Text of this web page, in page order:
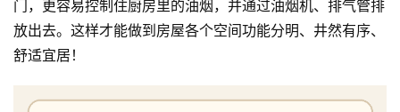
门，更容易控制住厨房里的油烟，并通过油烟机、排气管排
放出去。这样才能做到房屋各个空间功能分明、井然有序、
舒适宜居！